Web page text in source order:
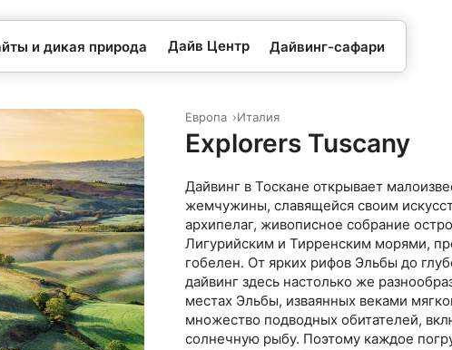
и дикая природа Дайв Центр Дайвинг-сафари
Европа Италия
Explorers Tuscany
Дайвинг в Тоскане открывает
жемчужины, славящейся своим
архипелаг, живописное собрание
Лигурийским и Тирренским морями,
гобелен. От ярких рифов Эльбы до
дайвинг здесь настолько же
местах Эльбы, изваянных веками
множество подводных обитателей,
солнечную рыбу. Поэтому каждое